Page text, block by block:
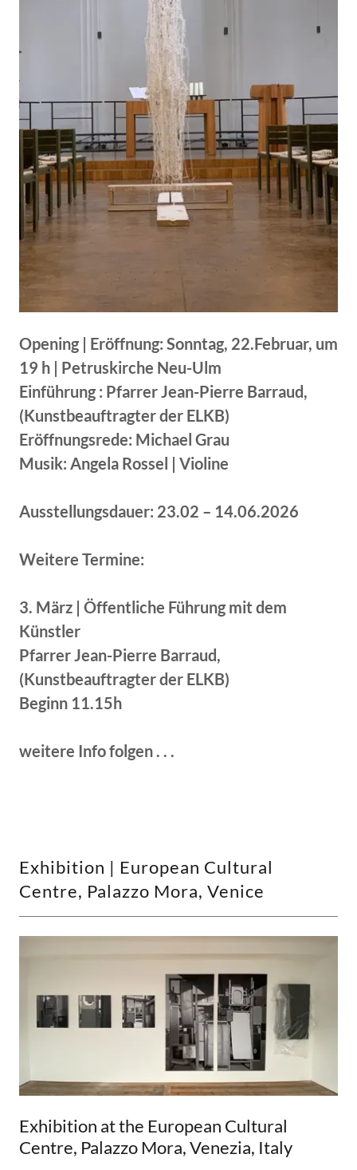
Opening | Eröffnung: Sonntag, 22.Februar, um
19 h | Petruskirche Neu-Ulm
Einführung : Pfarrer Jean-Pierre Barraud,
(Kunstbeauftragter der ELKB)
Eröffnungsrede: Michael Grau
Musik: Angela Rossel | Violine
Ausstellungsdauer: 23.02 – 14.06.2026
Weitere Termine:
3. März | Öffentliche Führung mit dem
Künstler
Pfarrer Jean-Pierre Barraud,
(Kunstbeauftragter der ELKB)
Beginn 11.15h
weitere Info folgen . . .
Exhibition | European Cultural
Centre, Palazzo Mora, Venice
Exhibition at the European Cultural
Centre, Palazzo Mora, Venezia, Italy